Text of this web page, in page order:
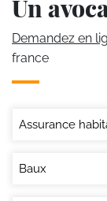
Un
Demandez en
france
Assurance
Baux